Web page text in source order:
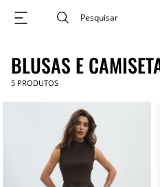
BLUSAS E
5 PRODUTOS